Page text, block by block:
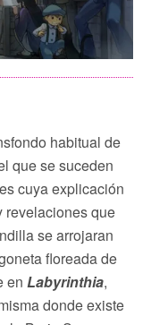
habitual de
que se suceden
cuya explicación
revelaciones que
se arrojaran
floreada de
en Labyrinthia,
donde existe